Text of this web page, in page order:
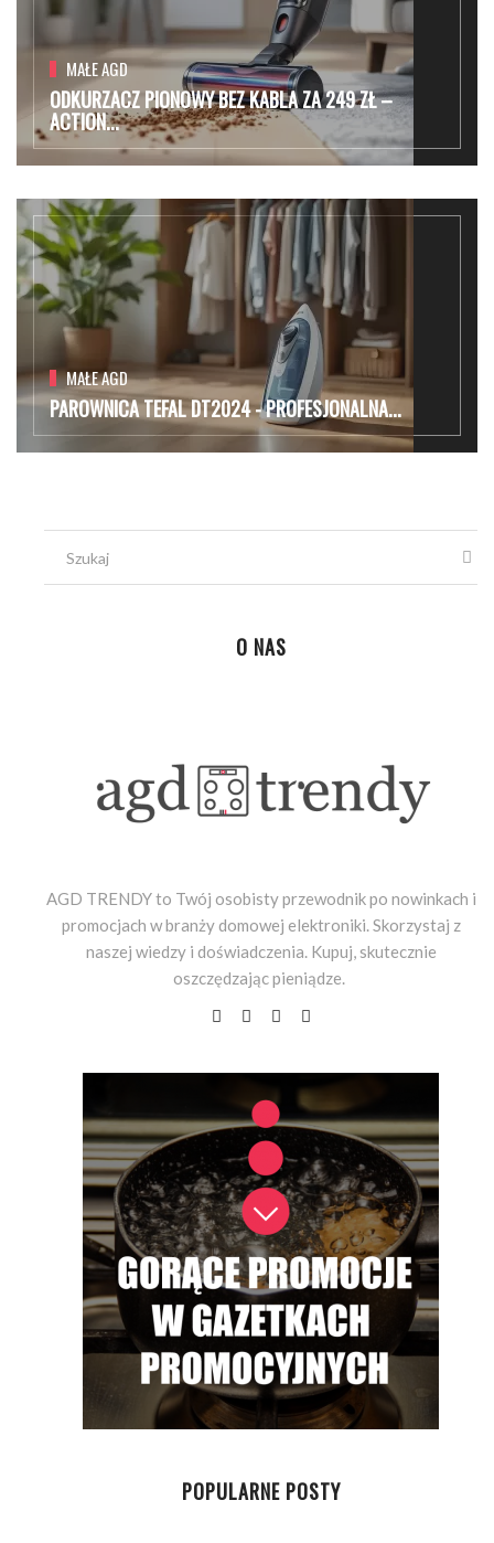
MAŁE AGD
ODKURZACZ PIONOWY BEZ KABLA ZA 249 ZŁ –
ACTION...
MAŁE AGD
PAROWNICA TEFAL DT2024 - PROFESJONALNA...
O NAS
AGD TRENDY to Twój osobisty przewodnik po nowinkach i
promocjach w branży domowej elektroniki. Skorzystaj z
naszej wiedzy i doświadczenia. Kupuj, skutecznie
oszczędzając pieniądze.
POPULARNE POSTY